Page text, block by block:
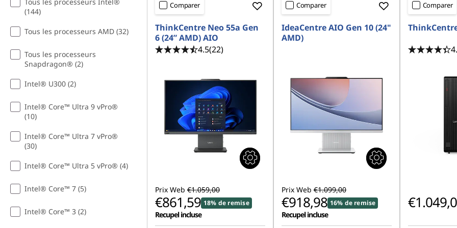
(144)
Tous les processeurs AMD (32)
Tous les processeurs
Snapdragon® (2)
Intel® U300 (2)
Intel® Core™ Ultra 9 vPro®
(10)
Intel® Core™ Ultra 7 vPro®
(30)
Intel® Core™ Ultra 5 vPro® (4)
Intel® Core™ 7 (5)
Intel® Core™ 3 (2)
Comparer
ThinkCentre Neo 55a Gen
6 (24” AMD) AIO
4.5(22)
Prix Web €1.059,00
€861,59 18% de remise
Recupel incluse
Comparer
IdeaCentre AIO Gen 10 (24"
AMD)
Prix Web €1.099,00
€918,98 16% de remise
Recupel incluse
Comparer